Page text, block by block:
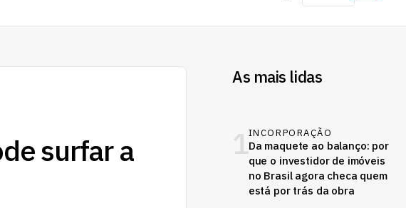
surfar a
As mais lidas
1INCORPORAÇÃO
Da maquete ao balanço: por
que o investidor de imóveis
no Brasil agora checa quem
está por trás da obra